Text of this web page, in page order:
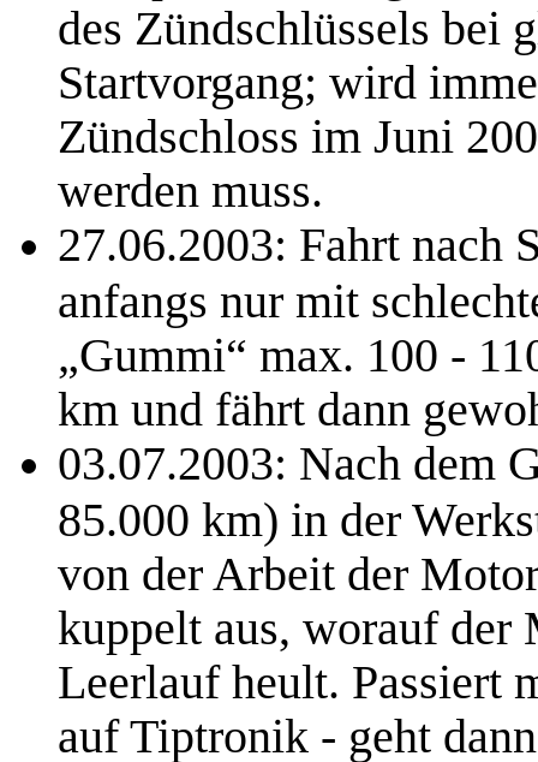
des Zündschlüssels bei
Startvorgang; wird
Zündschloss im Juni
werden muss.
27.06.2003: Fahrt nach
anfangs nur mit
„Gummi“ max. 100 -
km und fährt dann
03.07.2003: Nach dem
85.000 km) in der
von der Arbeit der
kuppelt aus, worauf der
Leerlauf heult. Passiert
auf Tiptronik - geht